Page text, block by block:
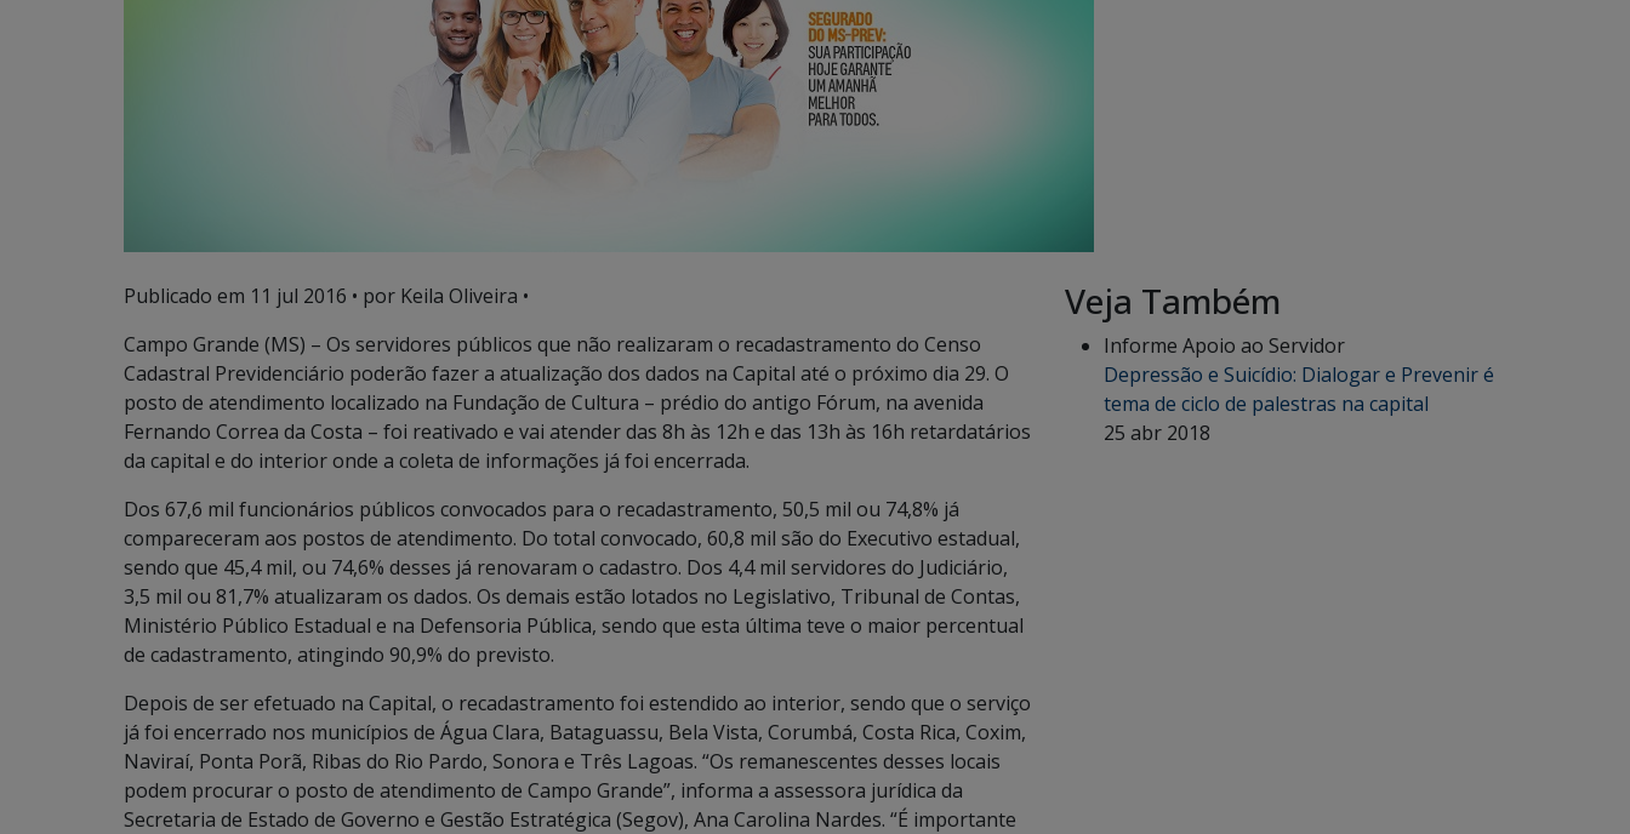
Publicado em 11 jul 2016 • por Keila Oliveira •
Campo Grande (MS) – Os servidores públicos que não realizaram o recadastramento do Censo
Cadastral Previdenciário poderão fazer a atualização dos dados na Capital até o próximo dia 29. O
posto de atendimento localizado na Fundação de Cultura – prédio do antigo Fórum, na avenida
Fernando Correa da Costa – foi reativado e vai atender das 8h às 12h e das 13h às 16h retardatários
da capital e do interior onde a coleta de informações já foi encerrada.
Dos 67,6 mil funcionários públicos convocados para o recadastramento, 50,5 mil ou 74,8% já
compareceram aos postos de atendimento. Do total convocado, 60,8 mil são do Executivo estadual,
sendo que 45,4 mil, ou 74,6% desses já renovaram o cadastro. Dos 4,4 mil servidores do Judiciário,
3,5 mil ou 81,7% atualizaram os dados. Os demais estão lotados no Legislativo, Tribunal de Contas,
Ministério Público Estadual e na Defensoria Pública, sendo que esta última teve o maior percentual
de cadastramento, atingindo 90,9% do previsto.
Depois de ser efetuado na Capital, o recadastramento foi estendido ao interior, sendo que o serviço
já foi encerrado nos municípios de Água Clara, Bataguassu, Bela Vista, Corumbá, Costa Rica, Coxim,
Naviraí, Ponta Porã, Ribas do Rio Pardo, Sonora e Três Lagoas. “Os remanescentes desses locais
podem procurar o posto de atendimento de Campo Grande”, informa a assessora jurídica da
Secretaria de Estado de Governo e Gestão Estratégica (Segov), Ana Carolina Nardes. “É importante
Veja Também
Informe Apoio ao Servidor
Depressão e Suicídio: Dialogar e Prevenir é
tema de ciclo de palestras na capital
25 abr 2018